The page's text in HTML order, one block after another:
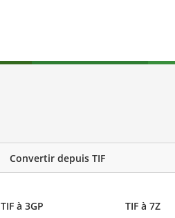
Convertir depuis TIF
TIF à 3GP TIF à 7Z